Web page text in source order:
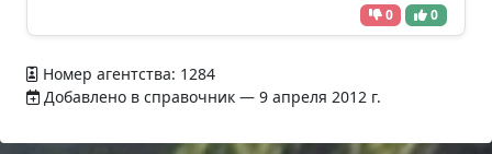
0 0
Номер агентства: 1284
Добавлено в справочник — 9 апреля 2012 г.